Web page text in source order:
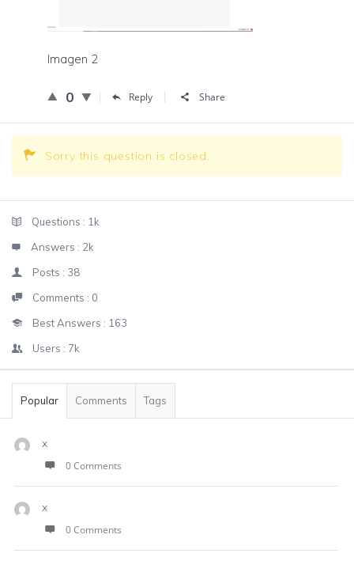
Imagen 2
0 Reply Share
Sorry this question is closed.
StatsQuestions : 1k
Answers : 2k
Posts : 38
Comments : 0
Best Answers : 163
Users : 7k
Popular Comments Tags
x
0 Comments
x
0 Comments